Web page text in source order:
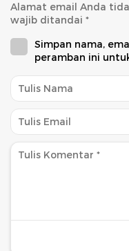
Alamat email Anda
wajib ditandai *
Simpan nama,
peramban ini